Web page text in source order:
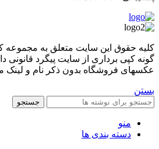
کليه حقوق اين سايت متعلق به مجموعه
گونه کپی برداری از سایت پیگرد قانونی
عکسهای فروشگاه بدون ذکر نام و لینک
بستن
جستجو
منو
دسته بندی ها